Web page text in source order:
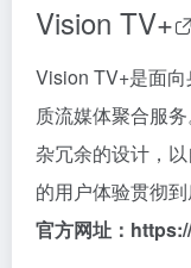
Vision TV+
Vision TV+是面
质流媒体聚合服
杂冗余的设计，
的用户体验贯彻到
官方网址：